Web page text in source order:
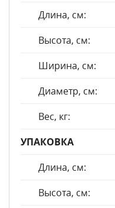
Длина, см:
Высота, см:
Ширина, см:
Диаметр, см:
Вес, кг:
УПАКОВКА
Длина, см:
Высота, см: